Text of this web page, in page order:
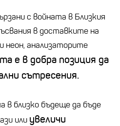
с войната в Близкия
в доставките на
неон, анализаторите
е в добра позиция да
сътресения.
в близко бъдеще да бъде
или увеличи